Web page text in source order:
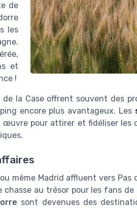
de
les
et
!
la Case offrent souvent des
encore plus avantageux. Les
pour attirer et fidéliser les
même Madrid affluent vers Pas
au trésor pour les fans
sont devenues des